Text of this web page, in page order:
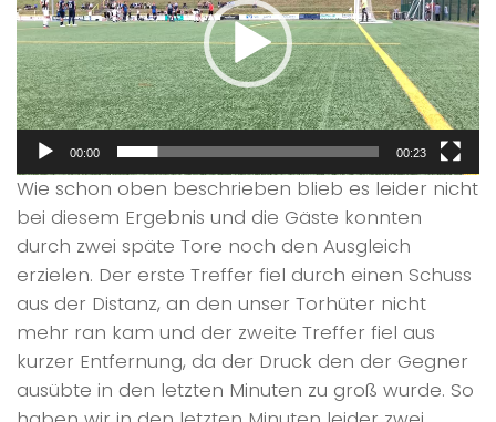
00:00 00:23
Wie schon oben beschrieben blieb es leider nicht
bei diesem Ergebnis und die Gäste konnten
durch zwei späte Tore noch den Ausgleich
erzielen. Der erste Treffer fiel durch einen Schuss
aus der Distanz, an den unser Torhüter nicht
mehr ran kam und der zweite Treffer fiel aus
kurzer Entfernung, da der Druck den der Gegner
ausübte in den letzten Minuten zu groß wurde. So